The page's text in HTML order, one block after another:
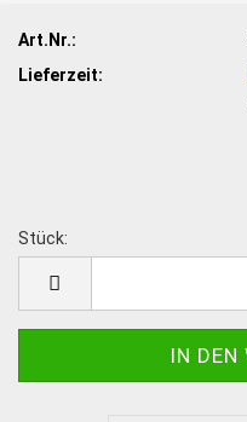
Art.Nr.:
Lieferzeit:
Stück: